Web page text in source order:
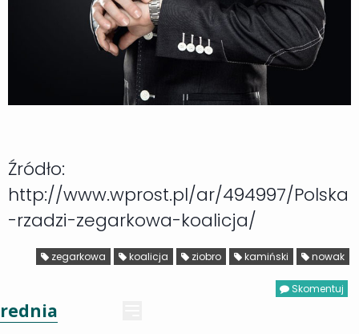
Źródło:
http://www.wprost.pl/ar/494997/Polska
-rzadzi-zegarkowa-koalicja/
zegarkowa koalicja ziobro kamiński nowak
Skomentuj